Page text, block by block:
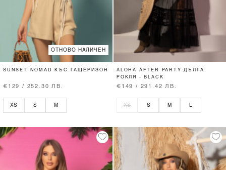
ОТНОВО НАЛИЧЕН
SUNSET NOMAD КЪС ГАЩЕРИЗОН
€129 / 252.30 ЛВ.
XS S M
ALOHA AFTER PARTY ДЪЛГА
РОКЛЯ - BLACK
€149 / 291.42 ЛВ.
XS S M